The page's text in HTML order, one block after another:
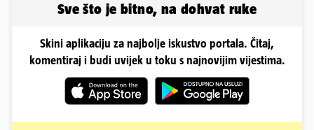
Sve što je bitno, na dohvat ruke
Skini aplikaciju za najbolje iskustvo portala. Čitaj,
komentiraj i budi uvijek u toku s najnovijim vijestima.